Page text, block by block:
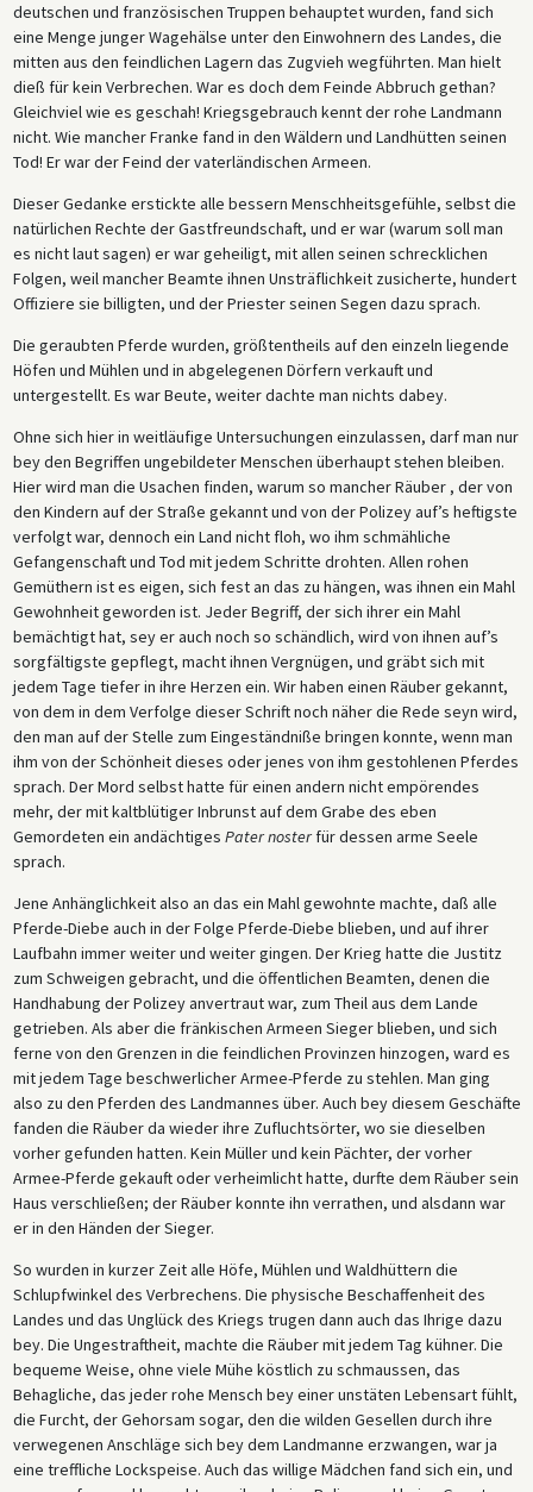
deutschen und französischen Truppen behauptet wurden, fand sich
eine Menge junger Wagehälse unter den Einwohnern des Landes, die
mitten aus den feindlichen Lagern das Zugvieh wegführten. Man hielt
dieß für kein Verbrechen. War es doch dem Feinde Abbruch gethan?
Gleichviel wie es geschah! Kriegsgebrauch kennt der rohe Landmann
nicht. Wie mancher Franke fand in den Wäldern und Landhütten seinen
Tod! Er war der Feind der vaterländischen Armeen.
Dieser Gedanke erstickte alle bessern Menschheitsgefühle, selbst die
natürlichen Rechte der Gastfreundschaft, und er war (warum soll man
es nicht laut sagen) er war geheiligt, mit allen seinen schrecklichen
Folgen, weil mancher Beamte ihnen Unsträflichkeit zusicherte, hundert
Offiziere sie billigten, und der Priester seinen Segen dazu sprach.
Die geraubten Pferde wurden, größtentheils auf den einzeln liegende
Höfen und Mühlen und in abgelegenen Dörfern verkauft und
untergestellt. Es war Beute, weiter dachte man nichts dabey.
Ohne sich hier in weitläufige Untersuchungen einzulassen, darf man nur
bey den Begriffen ungebildeter Menschen überhaupt stehen bleiben.
Hier wird man die Usachen finden, warum so mancher Räuber , der von
den Kindern auf der Straße gekannt und von der Polizey auf’s heftigste
verfolgt war, dennoch ein Land nicht floh, wo ihm schmähliche
Gefangenschaft und Tod mit jedem Schritte drohten. Allen rohen
Gemüthern ist es eigen, sich fest an das zu hängen, was ihnen ein Mahl
Gewohnheit geworden ist. Jeder Begriff, der sich ihrer ein Mahl
bemächtigt hat, sey er auch noch so schändlich, wird von ihnen auf’s
sorgfältigste gepflegt, macht ihnen Vergnügen, und gräbt sich mit
jedem Tage tiefer in ihre Herzen ein. Wir haben einen Räuber gekannt,
von dem in dem Verfolge dieser Schrift noch näher die Rede seyn wird,
den man auf der Stelle zum Eingeständniße bringen konnte, wenn man
ihm von der Schönheit dieses oder jenes von ihm gestohlenen Pferdes
sprach. Der Mord selbst hatte für einen andern nicht empörendes
mehr, der mit kaltblütiger Inbrunst auf dem Grabe des eben
Gemordeten ein andächtiges Pater nosterfür dessen arme Seele
sprach.
Jene Anhänglichkeit also an das ein Mahl gewohnte machte, daß alle
Pferde-Diebe auch in der Folge Pferde-Diebe blieben, und auf ihrer
Laufbahn immer weiter und weiter gingen. Der Krieg hatte die Justitz
zum Schweigen gebracht, und die öffentlichen Beamten, denen die
Handhabung der Polizey anvertraut war, zum Theil aus dem Lande
getrieben. Als aber die fränkischen Armeen Sieger blieben, und sich
ferne von den Grenzen in die feindlichen Provinzen hinzogen, ward es
mit jedem Tage beschwerlicher Armee-Pferde zu stehlen. Man ging
also zu den Pferden des Landmannes über. Auch bey diesem Geschäfte
fanden die Räuber da wieder ihre Zufluchtsörter, wo sie dieselben
vorher gefunden hatten. Kein Müller und kein Pächter, der vorher
Armee-Pferde gekauft oder verheimlicht hatte, durfte dem Räuber sein
Haus verschließen; der Räuber konnte ihn verrathen, und alsdann war
er in den Händen der Sieger.
So wurden in kurzer Zeit alle Höfe, Mühlen und Waldhüttern die
Schlupfwinkel des Verbrechens. Die physische Beschaffenheit des
Landes und das Unglück des Kriegs trugen dann auch das Ihrige dazu
bey. Die Ungestraftheit, machte die Räuber mit jedem Tag kühner. Die
bequeme Weise, ohne viele Mühe köstlich zu schmaussen, das
Behagliche, das jeder rohe Mensch bey einer unstäten Lebensart fühlt,
die Furcht, der Gehorsam sogar, den die wilden Gesellen durch ihre
verwegenen Anschläge sich bey dem Landmanne erzwangen, war ja
eine treffliche Lockspeise. Auch das willige Mädchen fand sich ein, und